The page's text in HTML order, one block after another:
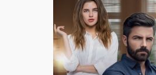
Реставрация чувств
Натали Измор
ПОЛНОСТЬЮ
113.0K
Любовь сложные отношения
разница в возрасте